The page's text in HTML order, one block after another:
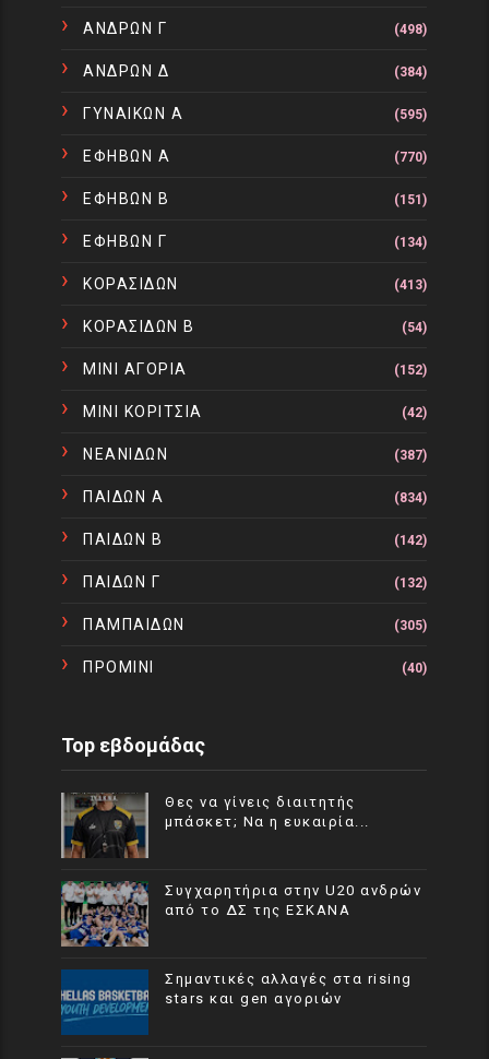
ΑΝΔΡΩΝ Γ (498)
ΑΝΔΡΩΝ Δ (384)
ΓΥΝΑΙΚΩΝ Α (595)
ΕΦΗΒΩΝ Α (770)
ΕΦΗΒΩΝ Β (151)
ΕΦΗΒΩΝ Γ (134)
ΚΟΡΑΣΙΔΩΝ (413)
ΚΟΡΑΣΙΔΩΝ Β (54)
ΜΙΝΙ ΑΓΟΡΙΑ (152)
ΜΙΝΙ ΚΟΡΙΤΣΙΑ (42)
ΝΕΑΝΙΔΩΝ (387)
ΠΑΙΔΩΝ Α (834)
ΠΑΙΔΩΝ Β (142)
ΠΑΙΔΩΝ Γ (132)
ΠΑΜΠΑΙΔΩΝ (305)
ΠΡΟΜΙΝΙ (40)
Top εβδομάδας
Θες να γίνεις διαιτητής
μπάσκετ; Να η ευκαιρία...
Συγχαρητήρια στην U20 ανδρών
από το ΔΣ της ΕΣΚΑΝΑ
Σημαντικές αλλαγές στα rising
stars και gen αγοριών